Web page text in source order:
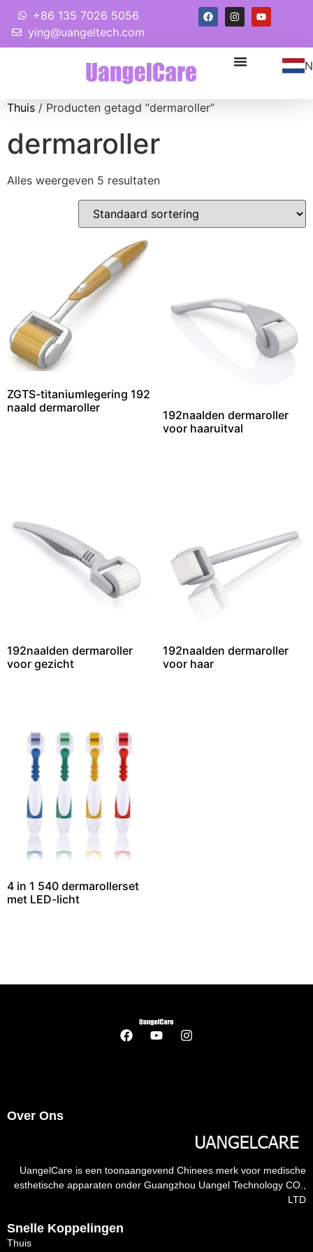
+86 135 7026 5056
ying@uangeltech.com
Thuis / Producten getagd “dermaroller”
dermaroller
Alles weergeven 5 resultaten
ZGTS-titaniumlegering 192
naald dermaroller
192naalden dermaroller
voor haaruitval
192naalden dermaroller
voor gezicht
192naalden dermaroller
voor haar
4 in 1 540 dermarollerset
met LED-licht
Over Ons
UangelCare is een toonaangevend Chinees merk voor medische
esthetische apparaten onder Guangzhou Uangel Technology CO.,
LTD
Snelle Koppelingen
Thuis